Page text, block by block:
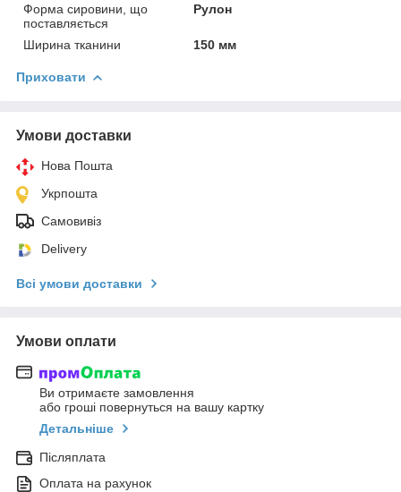
Форма сировини, що
поставляється
Рулон
Ширина тканини 150 мм
Приховати
Умови доставки
Нова Пошта
Укрпошта
Самовивіз
Delivery
Всі умови доставки
Умови оплати
Ви отримаєте замовлення
або гроші повернуться на вашу картку
Детальніше
Післяплата
Оплата на рахунок